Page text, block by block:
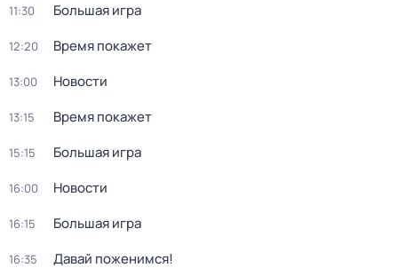
11:30 Большая игра
12:20 Время покажет
13:00 Новости
13:15 Время покажет
15:15 Большая игра
16:00 Новости
16:15 Большая игра
16:35 Давай поженимся!